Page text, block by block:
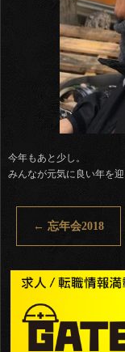
今年もあと少し。
みんなが元気に良い年を迎
← 忘年会2018